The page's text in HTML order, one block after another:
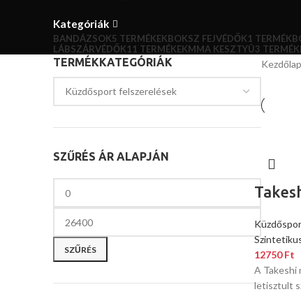
Kategóriák
BANDÁZSOK5 TERMÉKEKBOKSZ FEJVÉDŐK1 TERMÉK
LÁBSZÁRVÉDŐK11 TERMÉKEKMMA KESZTYÛ3
TERMÉKKATEGÓRIÁK
SZŰRÉS ÁR ALAPJÁN
SZŰRÉS
Kezdőlap
12750Ft
A Takeshi
letisztult